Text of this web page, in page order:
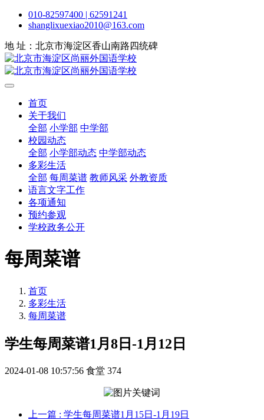
010-82597400 | 62591241
shanglixuexiao2010@163.com
地 址：北京市海淀区香山南路四统碑
首页
关于我们
全部 小学部 中学部
校园动态
全部 小学部动态 中学部动态
多彩生活
全部 每周菜谱 教师风采 外教资质
语言文字工作
各项通知
预约参观
学校政务公开
每周菜谱
首页
多彩生活
每周菜谱
学生每周菜谱1月8日-1月12日
2024-01-08 10:57:56 食堂 374
上一篇 : 学生每周菜谱1月15日-1月19日